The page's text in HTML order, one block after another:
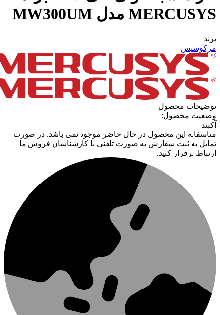
MERCUSYS مدل MW300UM
برند
مرکوسیس
توضیحات محصول
وضعیت محصول:
آکبند
متاسفانه این محصول در حال حاضر موجود نمی باشد. در صورت
تمایل به ثبت سفارش به صورت تلفنی با کارشناسان فروش ما
ارتباط برقرار کنید.